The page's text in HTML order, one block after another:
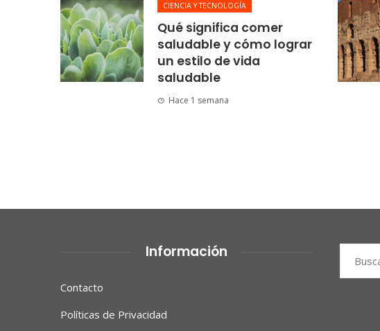
CIENCIA Y TECNOLOGÍA
Qué significa comer
saludable y cómo lograr
un estilo de vida
saludable
Hace 1 semana
Información
Contacto
Políticas de Privacidad